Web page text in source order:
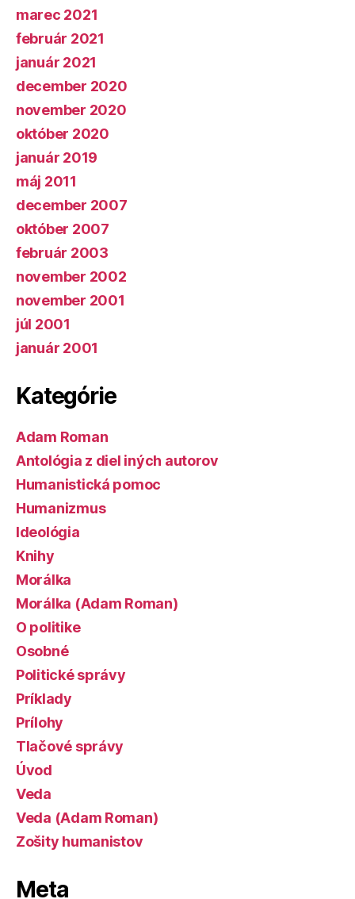
marec 2021
február 2021
január 2021
december 2020
november 2020
október 2020
január 2019
máj 2011
december 2007
október 2007
február 2003
november 2002
november 2001
júl 2001
január 2001
Kategórie
Adam Roman
Antológia z diel iných autorov
Humanistická pomoc
Humanizmus
Ideológia
Knihy
Morálka
Morálka (Adam Roman)
O politike
Osobné
Politické správy
Príklady
Prílohy
Tlačové správy
Úvod
Veda
Veda (Adam Roman)
Zošity humanistov
Meta